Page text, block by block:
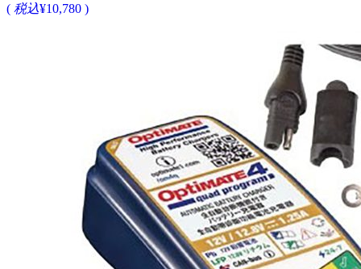
( 税込¥10,780 )